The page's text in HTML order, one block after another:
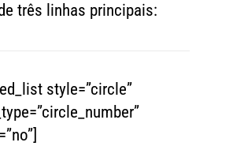
três linhas principais:
style=”circle”